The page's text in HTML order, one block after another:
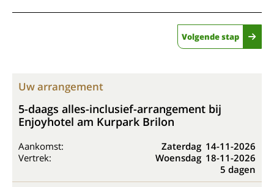
Volgende stap
Uw arrangement
5-daags alles-inclusief-arrangement bij
Enjoyhotel am Kurpark Brilon
Aankomst: Zaterdag 14-11-2026
Vertrek:
Woensdag 18-11-2026
5 dagen